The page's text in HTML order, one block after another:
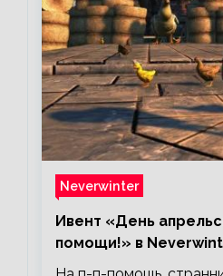
Neverwinter
Ивент «День
помощи!» в